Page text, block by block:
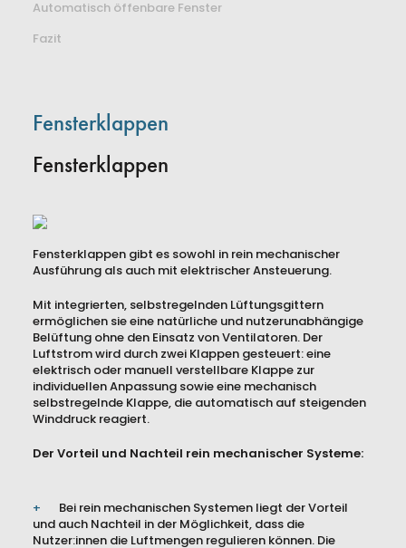
Automatisch öffenbare Fenster
Fazit
Fensterklappen
Fensterklappen
Fensterklappen gibt es sowohl in rein mechanischer
Ausführung als auch mit elektrischer Ansteuerung.
Mit integrierten, selbstregelnden Lüftungsgittern
ermöglichen sie eine natürliche und nutzerunabhängige
Belüftung ohne den Einsatz von Ventilatoren. Der
Luftstrom wird durch zwei Klappen gesteuert: eine
elektrisch oder manuell verstellbare Klappe zur
individuellen Anpassung sowie eine mechanisch
selbstregelnde Klappe, die automatisch auf steigenden
Winddruck reagiert.
Der Vorteil und Nachteil rein mechanischer Systeme:
Bei rein mechanischen Systemen liegt der Vorteil
und auch Nachteil in der Möglichkeit, dass die
Nutzer:innen die Luftmengen regulieren können. Die